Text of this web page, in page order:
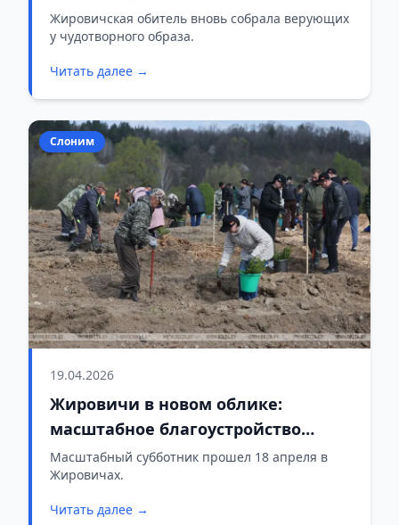
чудотворную икону Божией
Матери
Жировичская обитель вновь собрала верующих
у чудотворного образа.
Читать далее →
Слоним
19.04.2026
Жировичи в новом облике:
масштабное благоустройство
продолжается
Масштабный субботник прошел 18 апреля в
Жировичах.
Читать далее →